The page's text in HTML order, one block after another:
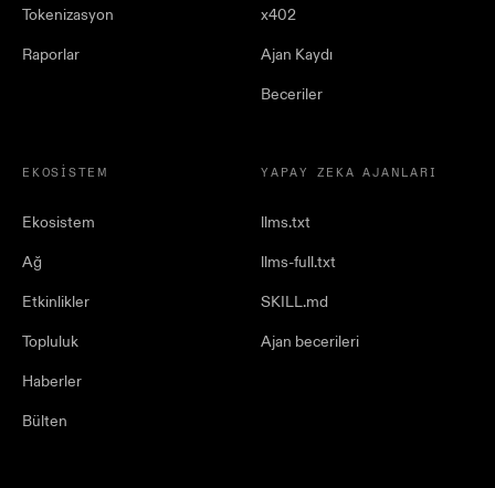
Tokenizasyon
Raporlar
x402
Ajan Kaydı
Beceriler
EKOSISTEM
Ekosistem
Ağ
Etkinlikler
Topluluk
Haberler
Bülten
YAPAY ZEKA AJANLARI
llms.txt
llms-full.txt
SKILL.md
Ajan becerileri